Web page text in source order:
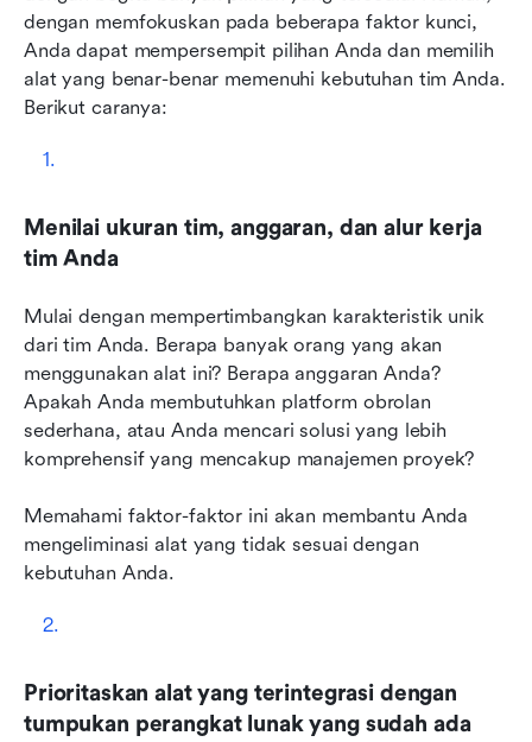
dengan memfokuskan pada beberapa faktor kunci,
Anda dapat mempersempit pilihan Anda dan memilih
alat yang benar-benar memenuhi kebutuhan tim Anda.
Berikut caranya:
Menilai ukuran tim, anggaran, dan alur kerja
tim Anda
Mulai dengan mempertimbangkan karakteristik unik
dari tim Anda. Berapa banyak orang yang akan
menggunakan alat ini? Berapa anggaran Anda?
Apakah Anda membutuhkan platform obrolan
sederhana, atau Anda mencari solusi yang lebih
komprehensif yang mencakup manajemen proyek?
Memahami faktor-faktor ini akan membantu Anda
mengeliminasi alat yang tidak sesuai dengan
kebutuhan Anda.
Prioritaskan alat yang terintegrasi dengan
tumpukan perangkat lunak yang sudah ada